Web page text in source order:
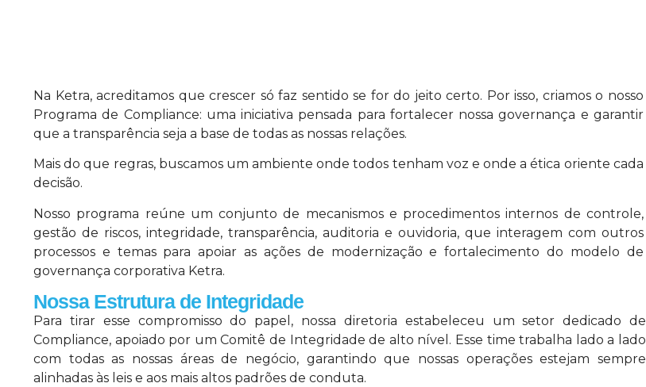
Na Ketra, acreditamos que crescer só faz sentido se for do jeito certo. Por isso, criamos o nosso
Programa de Compliance: uma iniciativa pensada para fortalecer nossa governança e garantir
que a transparência seja a base de todas as nossas relações.
Mais do que regras, buscamos um ambiente onde todos tenham voz e onde a ética oriente cada
decisão.
Nosso programa reúne um conjunto de mecanismos e procedimentos internos de controle,
gestão de riscos, integridade, transparência, auditoria e ouvidoria, que interagem com outros
processos e temas para apoiar as ações de modernização e fortalecimento do modelo de
governança corporativa Ketra.
Nossa Estrutura de Integridade
Para tirar esse compromisso do papel, nossa diretoria estabeleceu um setor dedicado de
Compliance, apoiado por um Comitê de Integridade de alto nível. Esse time trabalha lado a lado
com todas as nossas áreas de negócio, garantindo que nossas operações estejam sempre
alinhadas às leis e aos mais altos padrões de conduta.